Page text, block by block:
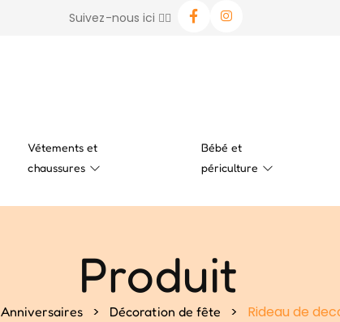
Suivez-nous ici 👉🏻
Vétements et
chaussures
Bébé et
périculture
Produit
Anniversaires > Décoration de fête > Rideau de